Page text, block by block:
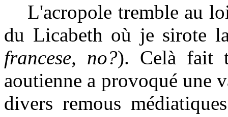
L'acropole tremble au
du Licabeth où je sirote
francese, no?). Celà fait
aoutienne a provoqué une
divers remous